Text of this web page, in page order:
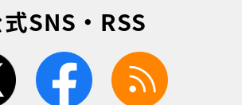
SNS・RSS
twitter facebook